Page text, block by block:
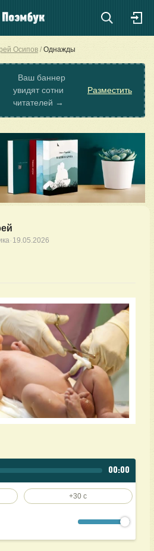
Осипов Однажды
Ваш баннер
увидят сотни
читателей →
Разместить
· 19.05.2026
00:00
+30 c